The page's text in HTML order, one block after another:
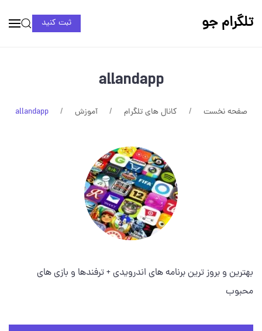
تلگرام جو ثبت کنید
allandapp
صفحه نخست کانال های تلگرام آموزش allandapp
بهترین و بروز ترین برنامه های اندرویدی + ترفندها و بازی های
محبوب